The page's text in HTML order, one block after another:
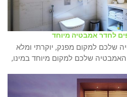
לחדר אמבטיה מיוחד
שלכם למקום מפנק, יוקרתי ומלא
שלכם למקום מיוחד במינו,